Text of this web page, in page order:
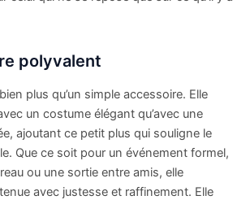
polyvalent
plus qu’un simple accessoire. Elle
un costume élégant qu’avec une
ajoutant ce petit plus qui souligne le
Que ce soit pour un événement formel,
ou une sortie entre amis, elle
avec justesse et raffinement. Elle